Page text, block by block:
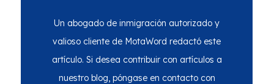
Un abogado de inmigración autorizado y
valioso cliente de MotaWord redactó este
artículo. Si desea contribuir con artículos a
nuestro blog, póngase en contacto con